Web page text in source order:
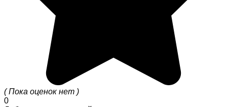
( Пока оценок нет )
0